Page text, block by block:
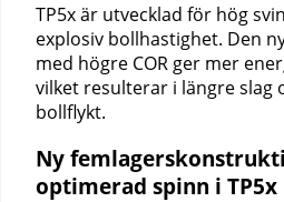
TP5x är utvecklad för hög
explosiv bollhastighet. Den
med högre COR ger mer
vilket resulterar i längre slag
bollflykt.
Ny
optimerad spinn i TP5x